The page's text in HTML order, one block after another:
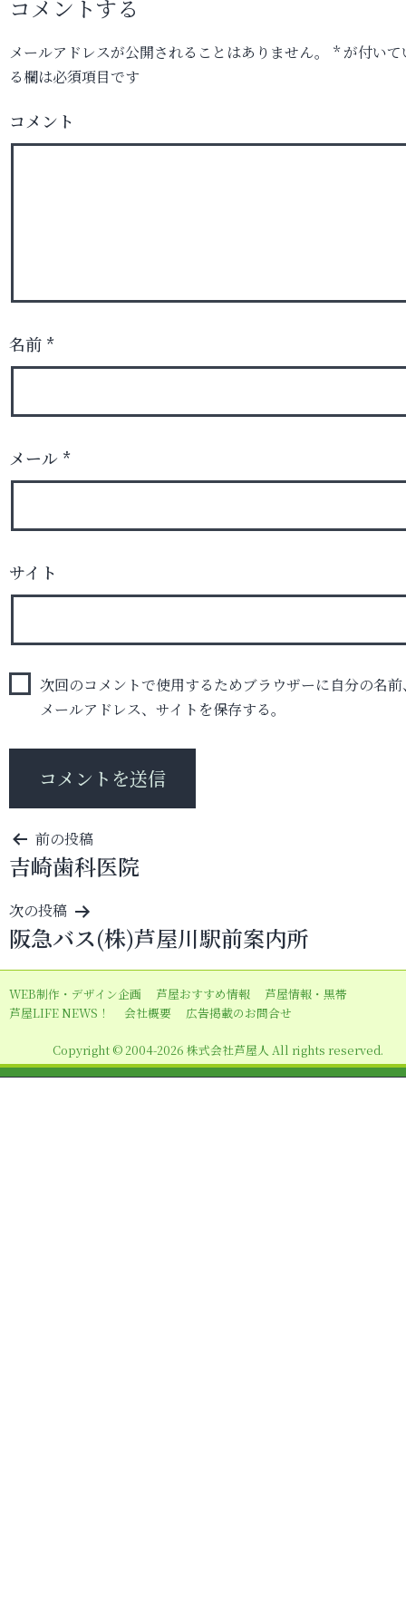
コメントする
メールアドレスが公開されることはありません。 *が付いて
る欄は必須項目です
コメント
名前 *
メール *
サイト
次回のコメントで使用するためブラウザーに自分の名前
メールアドレス、サイトを保存する。
投
稿
ナ
ビ
ゲ
ー
シ
ン
前の投稿
吉崎歯科医院
次の投稿
阪急バス(株)芦屋川駅前案内所
WEB制作・デザイン企画 芦屋おすすめ情報
芦屋情報・黒帯
芦屋LIFE NEWS！
会社概要 広告掲載のお問合せ
Copyright © 2004-2026 株式会社芦屋人 All rights reserved.